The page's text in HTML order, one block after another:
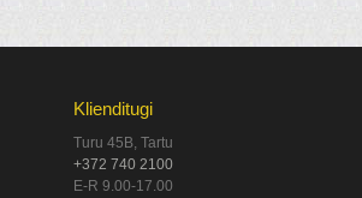
Klienditugi
Turu 45B, Tartu
+372 740 2100
E-R 9.00-17.00